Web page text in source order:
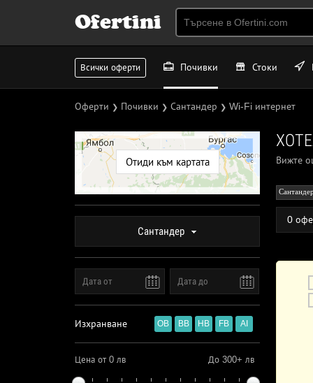
Ofertini
Всички оферти Почивки Стоки
Оферти ❯ Почивки ❯ Сантандер ❯ Wi-Fi интернет
Отиди към картата
Сантандер
Изхранване OB BB HB FB AI
Цена от 0 лв До 300+ лв
Вижте
Сантандер
0